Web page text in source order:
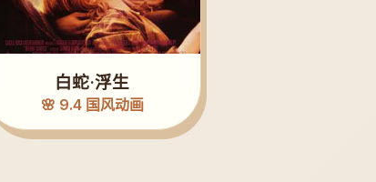
白蛇·浮生
🌸 9.4 国风动画